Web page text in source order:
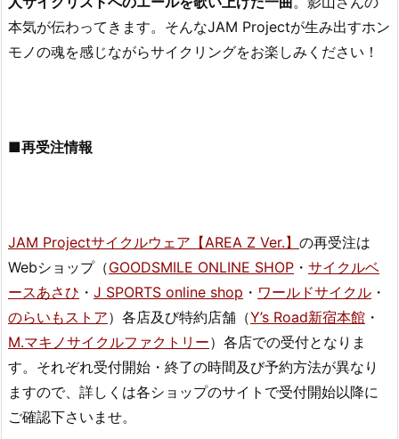
本気が伝わってきます。そんなJAM Projectが生み出すホン
モノの魂を感じながらサイクリングをお楽しみください！
■再受注情報
JAM Projectサイクルウェア【AREA Z Ver.】 の再受注は
Webショップ（GOODSMILE ONLINE SHOP ・ サイクルベ
ースあさひ ・ J SPORTS online shop ・ ワールドサイクル ・
のらいもストア）各店及び特約店舗（Y’s Road新宿本館 ・
M.マキノサイクルファクトリー）各店での受付となりま
す。それぞれ受付開始・終了の時間及び予約方法が異なり
ますので、詳しくは各ショップのサイトで受付開始以降に
ご確認下さいませ。